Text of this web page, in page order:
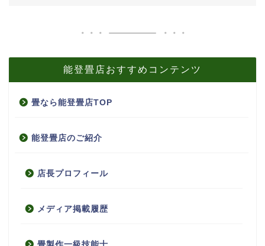
能登畳店おすすめコンテンツ
畳なら能登畳店TOP
能登畳店のご紹介
店長プロフィール
メディア掲載履歴